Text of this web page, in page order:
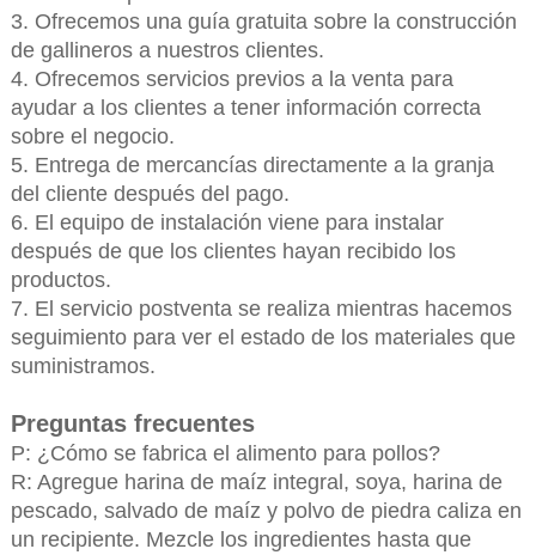
3. Ofrecemos una guía gratuita sobre la construcción
de gallineros a nuestros clientes.
4. Ofrecemos servicios previos a la venta para
ayudar a los clientes a tener información correcta
sobre el negocio.
5. Entrega de mercancías directamente a la granja
del cliente después del pago.
6. El equipo de instalación viene para instalar
después de que los clientes hayan recibido los
productos.
7. El servicio postventa se realiza mientras hacemos
seguimiento para ver el estado de los materiales que
suministramos.
Preguntas frecuentes
P: ¿Cómo se fabrica el alimento para pollos?
R: Agregue harina de maíz integral, soya, harina de
pescado, salvado de maíz y polvo de piedra caliza en
un recipiente. Mezcle los ingredientes hasta que